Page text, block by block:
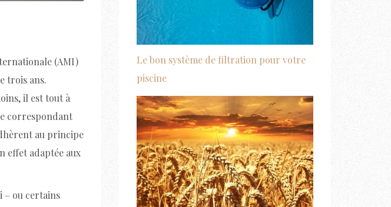
(AMI)
trois ans.
il est tout à
correspondant
au principe
effet adaptée aux
– ou certains
Le bon système de filtration pour votre
piscine